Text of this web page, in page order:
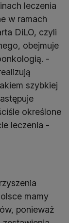
leczenia
w ramach
DiLO, czyli
obejmuje
-
szybkiej
określone
leczenia -
mamy
ponieważ